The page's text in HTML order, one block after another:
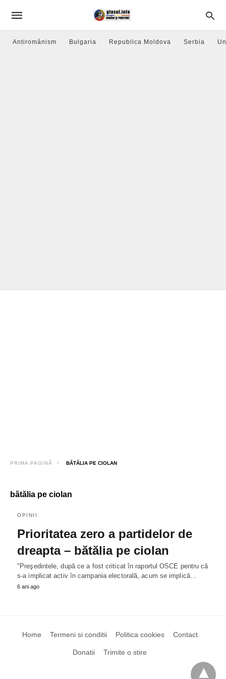
Antiromânism Bulgaria Republica Moldova Serbia
PRIMA PAGINĂ BĂTĂLIA PE CIOLAN
bătălia pe ciolan
OPINII
Prioritatea zero a partidelor de
dreapta – bătălia pe ciolan
"Preşedintele, după ce a fost criticat în raportul OSCE pentru că
s-a implicat activ în campania electorală, acum se implică…
6 ani ago
Home Termeni si conditii Politica cookies Contact
Donatii Trimite o stire